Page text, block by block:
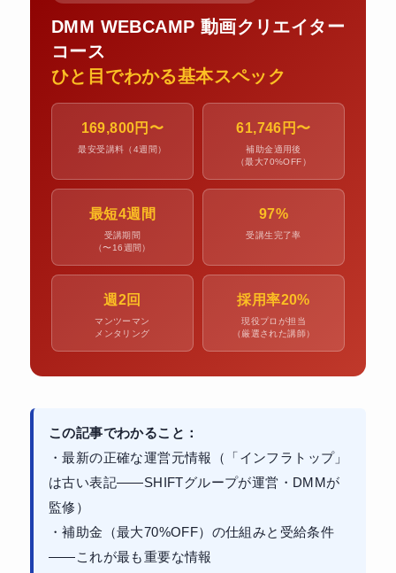
DMM WEBCAMP 動画クリエイター
コース
ひと目でわかる基本スペック
169,800円〜
最安受講料（4週間）
61,746円〜
補助金適用後
（最大70%OFF）
最短4週間
受講期間
（〜16週間）
97%
受講生完了率
週2回
マンツーマン
メンタリング
採用率20%
現役プロが担当
（厳選された講師）
この記事でわかること：
・最新の正確な運営元情報（「インフラトップ」
は古い表記——SHIFTグループが運営・DMMが
監修）
・補助金（最大70%OFF）の仕組みと受給条件
——これが最も重要な情報